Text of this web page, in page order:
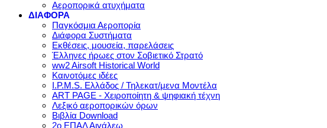
Αεροπορικά ατυχήματα
ΔΙΑΦΟΡΑ
Παγκόσμια Αεροπορία
Διάφορα Συστήματα
Εκθέσεις, μουσεία, παρελάσεις
Έλληνες ήρωες στον Σοβιετικό Στρατό
ww2 Airsoft Historical World
Καινοτόμες ιδέες
I.P.M.S. Ελλάδος / Τηλεκατ/μενα Μοντέλα
ART PAGE - Χειροποίητη & ψηφιακή τέχνη
Λεξικό αεροπορικών όρων
Βιβλία Download
2ο ΕΠΑΛ Αιγάλεω